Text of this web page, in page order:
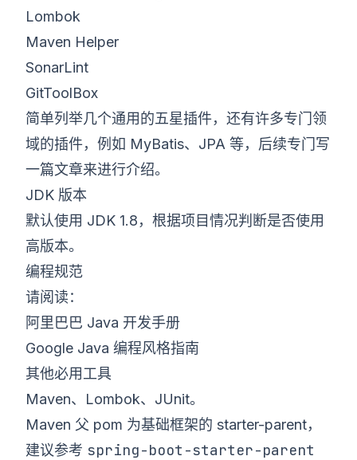
Lombok
Maven Helper
SonarLint
GitToolBox
简单列举几个通用的五星插件，还有许多专门领
域的插件，例如 MyBatis、JPA 等，后续专门写
一篇文章来进行介绍。
JDK 版本
默认使用 JDK 1.8，根据项目情况判断是否使用
高版本。
编程规范
请阅读：
阿里巴巴 Java 开发手册
Google Java 编程风格指南
其他必用工具
Maven、Lombok、JUnit。
Maven 父 pom 为基础框架的 starter-parent，
建议参考 spring-boot-starter-parent